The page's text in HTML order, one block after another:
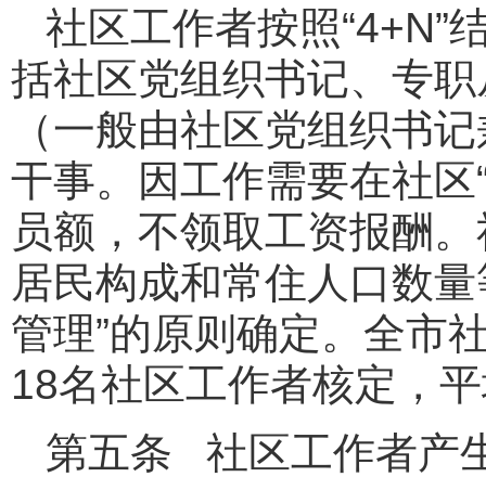
社区工作者按照“4+N”
括社区党组织书记、专
（一般由社区党组织书
干事。因工作需要在社
员额，不领取工资报酬
居民构成和常住人口数
管理”的原则确定。全市
18名社区工作者核定，
第五条 社区工作者产